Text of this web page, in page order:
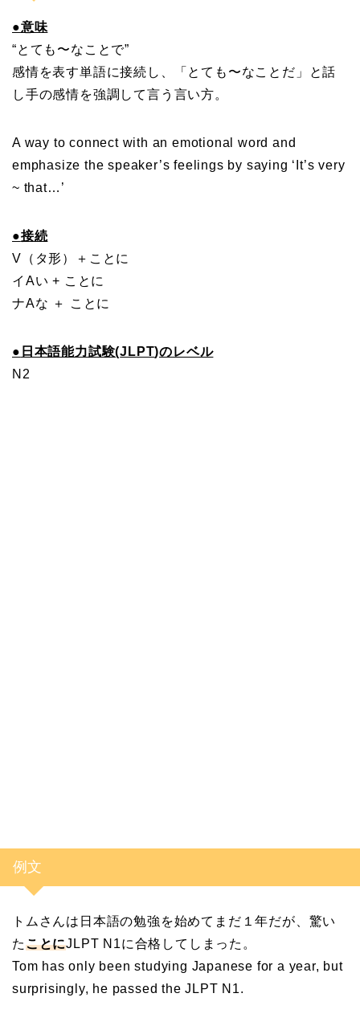
●意味
“とても〜なことで”
感情を表す単語に接続し、「とても〜なことだ」と話
し手の感情を強調して言う言い方。
A way to connect with an emotional word and
emphasize the speaker’s feelings by saying ‘It’s very
~ that…’
●接続
V（タ形）＋ことに
イAい + ことに
ナAな ＋ ことに
● 日本語能力試験(JLPT)のレベル
N2
例文
トムさんは日本語の勉強を始めてまだ１年だが、驚い
たことにJLPT N1に合格してしまった。
Tom has only been studying Japanese for a year, but
surprisingly, he passed the JLPT N1.